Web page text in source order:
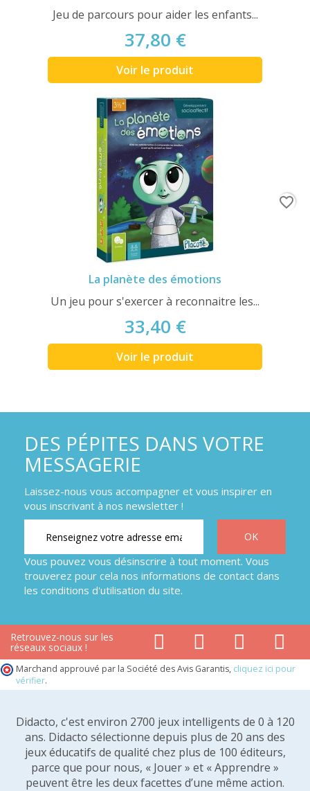
Jeu de parcours pour aider les enfants...
37,80 €
Voir le produit
La planète des émotions
Un jeu pour s'exercer à reconnaitre les...
33,40 €
Voir le produit
favorite_border
DES PÉPITES DANS VOTRE
MESSAGERIE
Laissez-nous vous accompagner et vous inspirer en
vous inscrivant à nos newsletter !
Vous pouvez vous désinscrire à tout moment. Vous
trouverez pour cela nos informations de contact dans
les conditions d'utilisation du site.
Retrouvez-nous sur les
réseaux sociaux !
Marchand approuvé par la Société des Avis Garantis, cliquez ici pour
vérifier.
Didacto, c'est environ 2700 jeux intelligents de 0 à 120
ans. Didacto sélectionne depuis plus de 20 ans des
jeux éducatifs de qualité chez plus de 100 éditeurs,
parce que pour nous, « Jouer » et « Apprendre »
peuvent être les deux facettes d’une même action.